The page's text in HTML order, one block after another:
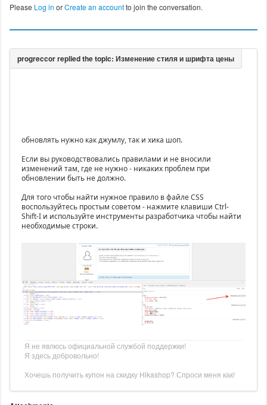
Please Log in orCreate an accountto join the conversation.
обновлять нужно как джумлу, так и хика шоп.
Если вы руководствовались правилами и не вносили
изменений там, где не нужно - никаких проблем при
обновлении быть не должно.
Для того чтобы найти нужное правило в файле CSS
воспользуйтесь простым советом - нажмите клавиши Ctrl-
Shift-I и используйте инструменты разработчика чтобы найти
необходимые строки.
Я не явлюсь официальной службой поддержки!
Я здесь добровольно!
Хочешь получить купон на скидку Hikashop? Спроси меня как!